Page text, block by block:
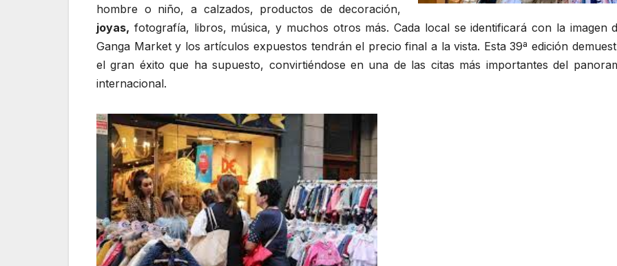
hombre o niño, a calzados, productos de decoración,
joyas, fotografía, libros, música, y muchos otros más. Cada local se identificará con la imagen
Ganga Market y los artículos expuestos tendrán el precio final a la vista. Esta 39ª edición
el gran éxito que ha supuesto, convirtiéndose en una de las citas más importantes del
internacional.